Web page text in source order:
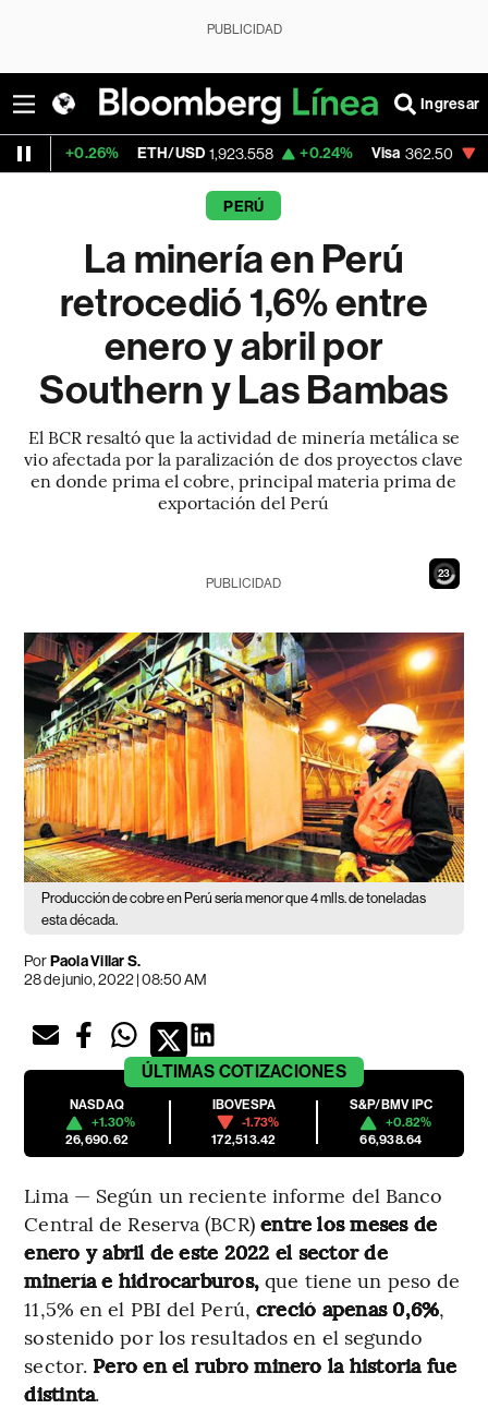
PUBLICIDAD
Ingresar
ETH/USD 1,923.558 +0.24% Visa 362.50 -2.15%
PERÚ
La minería en Perú
retrocedió 1,6% entre
enero y abril por
Southern y Las Bambas
El BCR resaltó que la actividad de minería metálica se
vio afectada por la paralización de dos proyectos clave
en donde prima el cobre, principal materia prima de
exportación del Perú
22
PUBLICIDAD
Producción de cobre en Perú sería menor que 4 mlls. de toneladas
esta década.
PorPaola Villar S.
28 de junio, 2022 | 08:50 AM
ÚLTIMAS COTIZACIONES
NASDAQ
+1.30%
26,690.62
IBOVESPA
-1.73%
172,513.42
S&P/BMV IPC
+0.82%
66,938.64
Lima — Según un reciente informe del Banco
Central de Reserva (BCR)entre los meses de
enero y abril de este 2022 el sector de
minería e hidrocarburos, que tiene un peso de
11,5% en el PBI del Perú, creció apenas 0,6%,
sostenido por los resultados en el segundo
sector. Pero en el rubro minero la historia fue
distinta.